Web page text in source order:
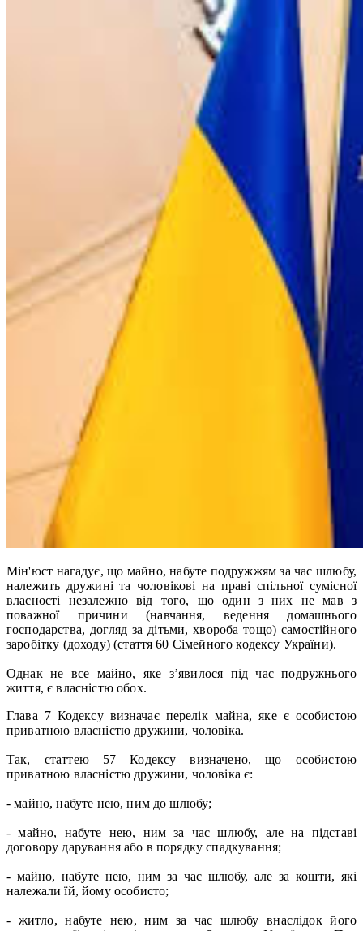
Мін'юст нагадує, що майно, набуте подружжям за час шлюбу,
належить дружині та чоловікові на праві спільної сумісної
власності незалежно від того, що один з них не мав з
поважної причини (навчання, ведення домашнього
господарства, догляд за дітьми, хвороба тощо) самостійного
заробітку (доходу) (стаття 60 Сімейного кодексу України).
Однак не все майно, яке з’явилося під час подружнього
життя, є власністю обох.
Глава 7 Кодексу визначає перелік майна, яке є особистою
приватною власністю дружини, чоловіка.
Так, статтею 57 Кодексу визначено, що особистою
приватною власністю дружини, чоловіка є:
- майно, набуте нею, ним до шлюбу;
- майно, набуте нею, ним за час шлюбу, але на підставі
договору дарування або в порядку спадкування;
- майно, набуте нею, ним за час шлюбу, але за кошти, які
належали їй, йому особисто;
- житло, набуте нею, ним за час шлюбу внаслідок його